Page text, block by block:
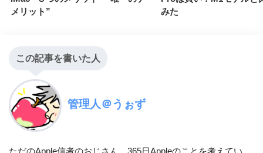
メリット”
みた
この記事を書いた人
管理人＠うぉず
ただのApple信者のおじさん。365日Appleのことを考えてい